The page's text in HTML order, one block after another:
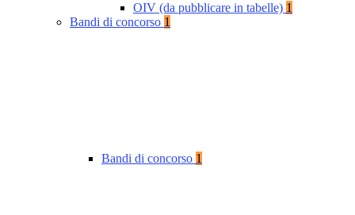
OIV (da pubblicare in tabelle) 1
Bandi di concorso 1
Bandi di concorso 1